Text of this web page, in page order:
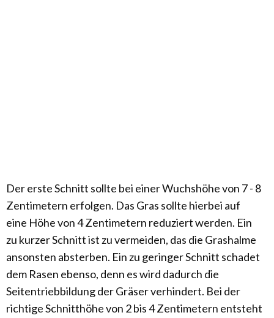
Der erste Schnitt sollte bei einer Wuchshöhe von 7 - 8
Zentimetern erfolgen. Das Gras sollte hierbei auf
eine Höhe von 4 Zentimetern reduziert werden. Ein
zu kurzer Schnitt ist zu vermeiden, das die Grashalme
ansonsten absterben. Ein zu geringer Schnitt schadet
dem Rasen ebenso, denn es wird dadurch die
Seitentriebbildung der Gräser verhindert. Bei der
richtige Schnitthöhe von 2 bis 4 Zentimetern entsteht